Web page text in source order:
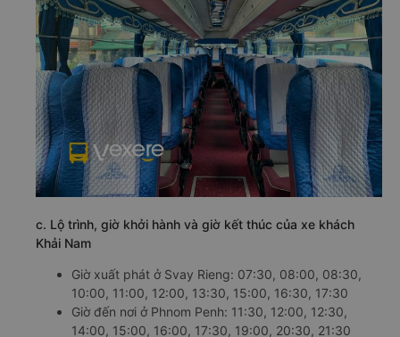
c. Lộ trình, giờ khởi hành và giờ kết thúc của xe khách
Khải Nam
Giờ xuất phát ở Svay Rieng: 07:30, 08:00, 08:30,
10:00, 11:00, 12:00, 13:30, 15:00, 16:30, 17:30
Giờ đến nơi ở Phnom Penh: 11:30, 12:00, 12:30,
14:00, 15:00, 16:00, 17:30, 19:00, 20:30, 21:30